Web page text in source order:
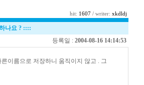
hit: 1607/ writer: xkdldj
나요 ?::::
등록일 : 2004-08-16 14:14:53
이름으로 저장하니 움직이지 않고 . 그